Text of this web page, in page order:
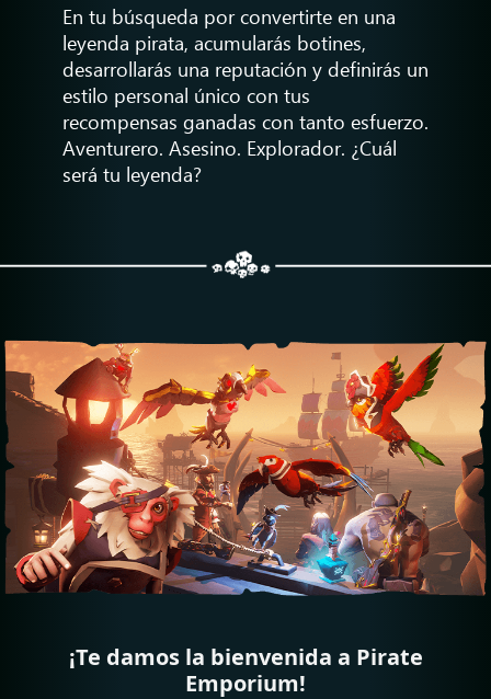
En tu búsqueda por convertirte en una
leyenda pirata, acumularás botines,
desarrollarás una reputación y definirás un
estilo personal único con tus
recompensas ganadas con tanto esfuerzo.
Aventurero. Asesino. Explorador. ¿Cuál
será tu leyenda?
¡Te damos la bienvenida a Pirate
Emporium!